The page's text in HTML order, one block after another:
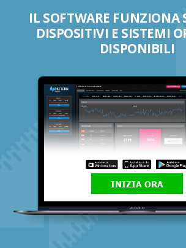
IL SOFTWARE FUNZIONA
DISPOSITIVI E SISTEMI
DISPONIBILI
INIZIA ORA